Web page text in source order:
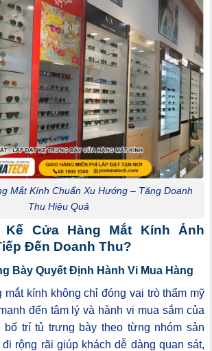
Mắt Kính Chuẩn Xu Hướng – Tăng Doanh
Thu Hiệu Quả
Kế Cửa Hàng Mắt Kính Ảnh
Đến Doanh Thu?
Bày Quyết Định Hành Vi Mua Hàng
mắt kính không chỉ đóng vai trò thẩm mỹ
đến tâm lý và hành vi mua sắm của
bố trí tủ trưng bày theo từng nhóm sản
rộng rãi giúp khách dễ dàng quan sát,